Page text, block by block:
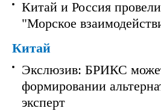
Китай и Россия
"Морское
Китай
Экслюзив: БРИКС
формировании
эксперт